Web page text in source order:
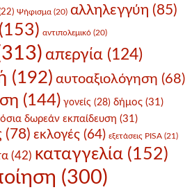
Ψήφισμα (20) αλληλεγγύη (85)
(153) αντιπολεμικό (20)
απεργία (124)
(192) αυτοαξιολόγηση (68)
(144) γονείς (28) δήμος (31)
δωρεάν εκπαίδευση (31)
(78) εκλογές (64) εξετάσεις PISA (21)
(42) καταγγελία (152)
(300)